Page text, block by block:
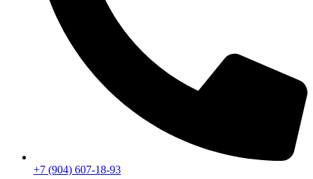
+7 (904) 607-18-93